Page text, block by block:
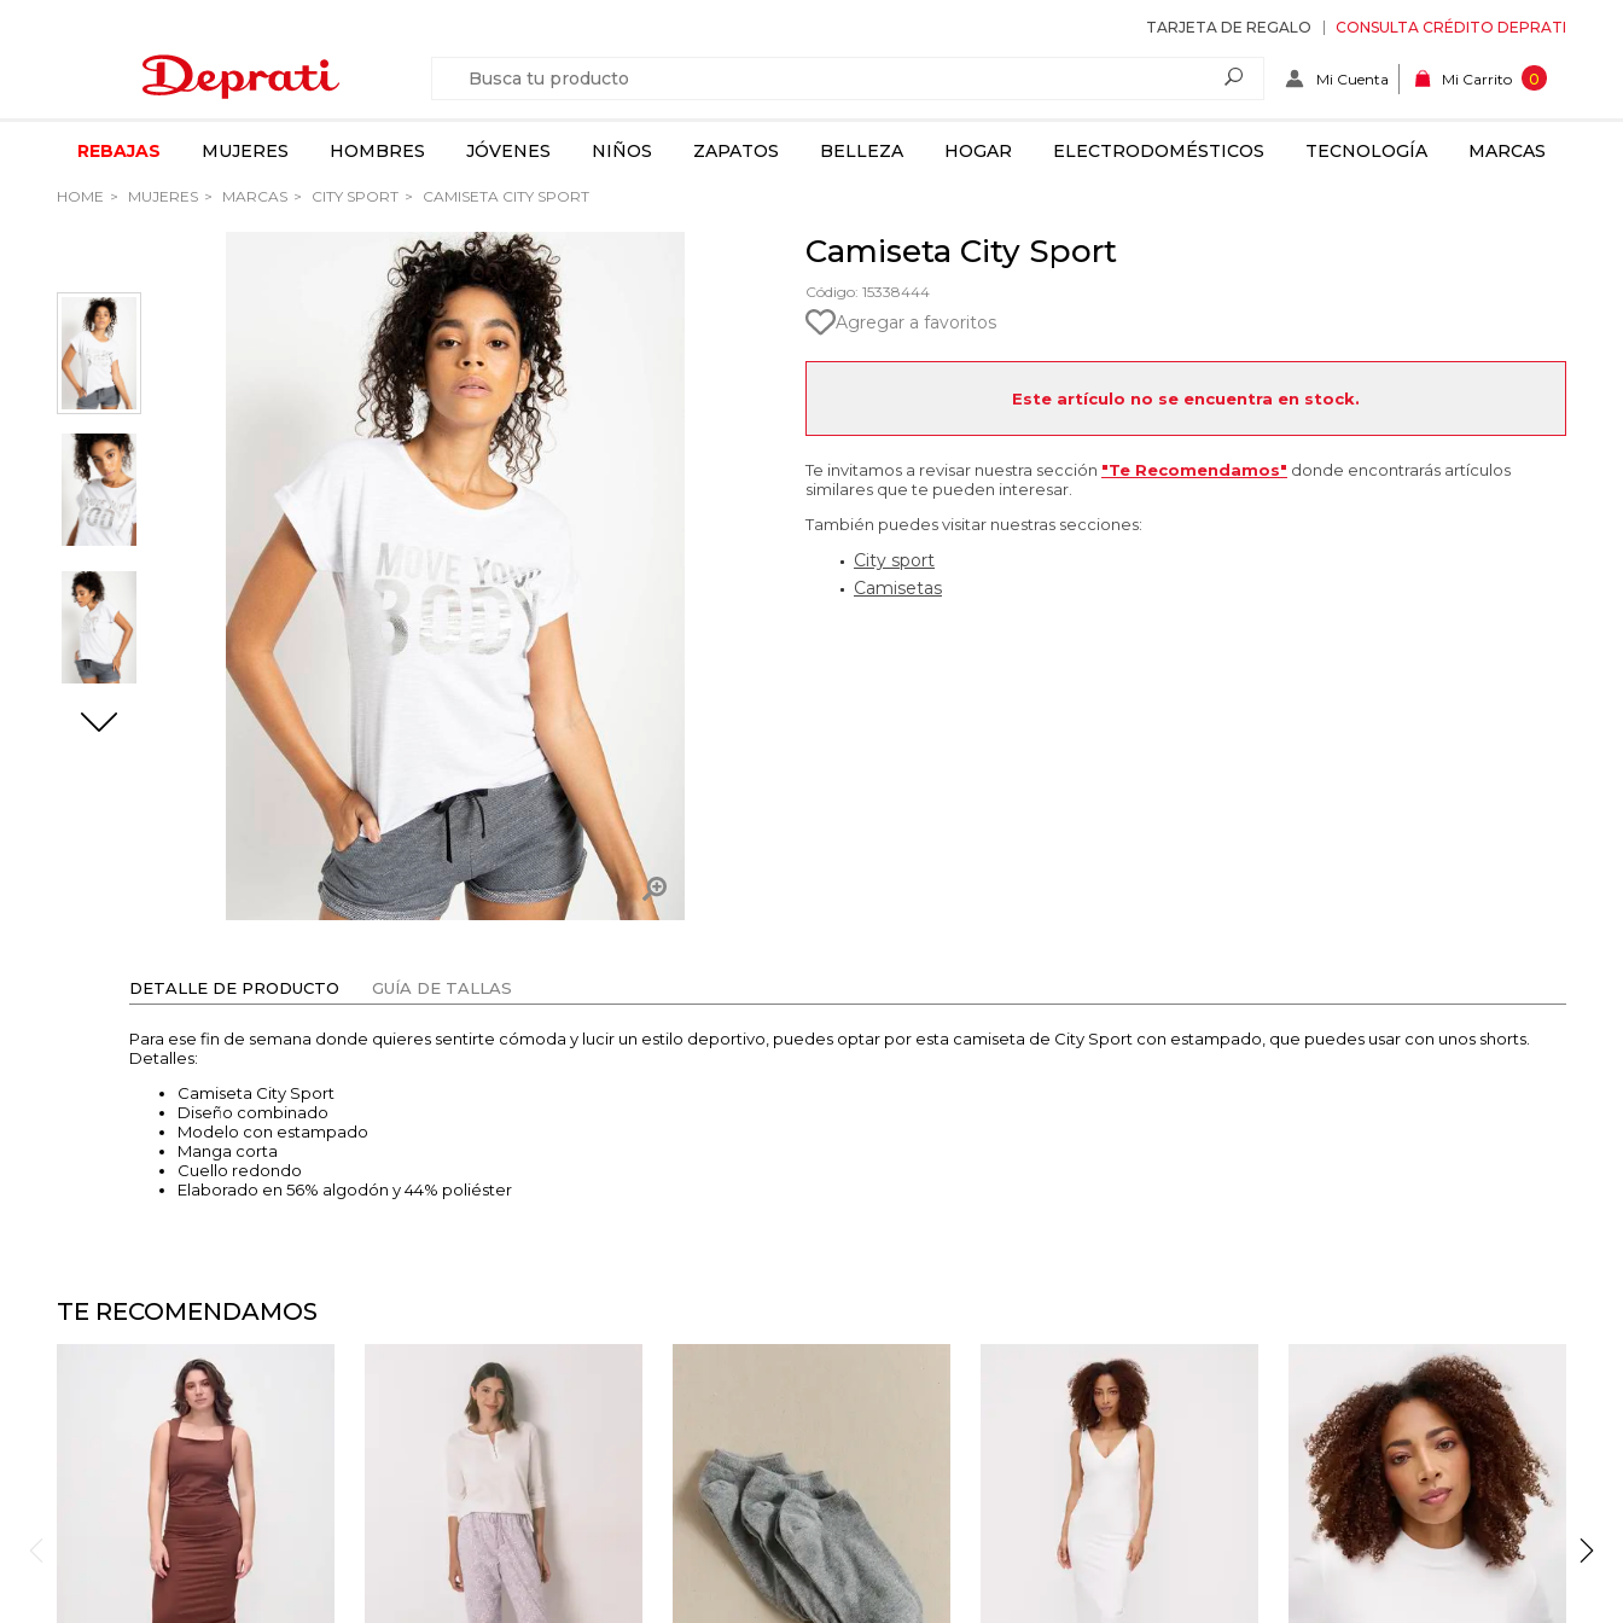
TARJETA DE REGALO CONSULTA CRÉDITO DEPRATI
Mi Cuenta Mi Carrito 0
REBAJAS MUJERES HOMBRES JÓVENES NIÑOS ZAPATOS BELLEZA HOGAR ELECTRODOMÉSTICOS TECNOLOGÍA MARCAS
HOME MUJERES MARCAS CITY SPORT CAMISETA CITY SPORT
Camiseta City Sport
Código: 15338444
Agregar a favoritos
Este artículo no se encuentra en stock.
Te invitamos a revisar nuestra sección "Te Recomendamos" donde encontrarás artículos
similares que te pueden interesar.
También puedes visitar nuestras secciones:
City sport
Camisetas
DETALLE DE PRODUCTO GUÍA DE TALLAS
Para ese fin de semana donde quieres sentirte cómoda y lucir un estilo deportivo, puedes optar por esta camiseta de City Sport con estampado, que puedes usar con unos shorts.
Detalles:
Camiseta City Sport
Diseño combinado
Modelo con estampado
Manga corta
Cuello redondo
Elaborado en 56% algodón y 44% poliéster
TE RECOMENDAMOS